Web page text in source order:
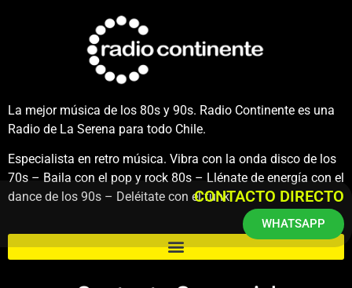
La mejor música de los 80s y 90s. Radio Continente es una
Radio de La Serena para todo Chile.
Especialista en retro música. Vibra con la onda disco de los
70s – Baila con el pop y rock 80s – Llénate de energía con el
dance de los 90s – Deléitate con el funk.CONTACTO DIRECTO
WHATSAPP